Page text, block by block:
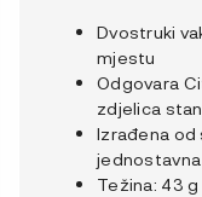
Dvostruki
mjestu
Odgovara
zdjelica
Izrađena od
Težina: 43 g